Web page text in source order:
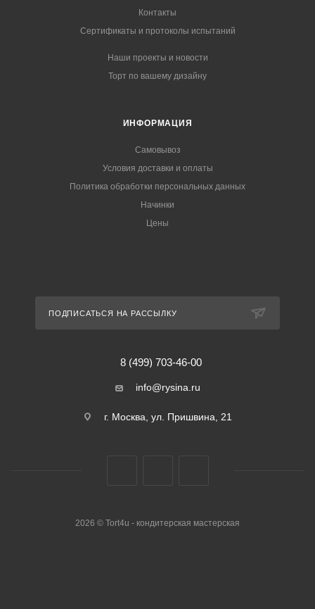
Контакты
Сертификаты и протоколы испытаний
Наши проекты и новости
Торт по вашему дизайну
ИНФОРМАЦИЯ
Самовывоз
Условия доставки и оплаты
Политика обработки персональных данных
Начинки
Цены
ПОДПИСАТЬСЯ НА РАССЫЛКУ
8 (499) 703-46-00
info@rysina.ru
г. Москва, ул. Пришвина, 21
2026 © Tort4u - кондитерская мастерская